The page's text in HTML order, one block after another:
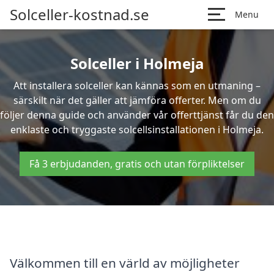
Solceller-kostnad.se Menu
Solceller i Holmeja
Att installera solceller kan kännas som en utmaning –
särskilt när det gäller att jämföra offerter. Men om du
följer denna guide och använder vår offerttjänst får du den
enklaste och tryggaste solcellsinstallationen i Holmeja.
Få 3 erbjudanden, gratis och utan förpliktelser
Välkommen till en värld av möjligheter